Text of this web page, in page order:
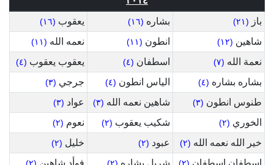
باز (٢١) بشاره (١٦) يعقوب (١٦)
شاهين (١٢) انطون (١١) نعمه الله (١١)
نعمة الله (٧) اسطفان (٤) يعقوب يعقوب (٤)
بشاره بشاره (٤) الياس انطون (٤) جرجي (٣)
طنوس انطون (٣) شاهين نعمه الله (٣) عواد (٣)
الخوري (٢) شكيب يعقوب (٢) نعوم (٢)
خير الله نعمه الله (٢) عبود (٢) خليل (٢)
اسطفان اسطفان شربل بشاره فوأد شاهين